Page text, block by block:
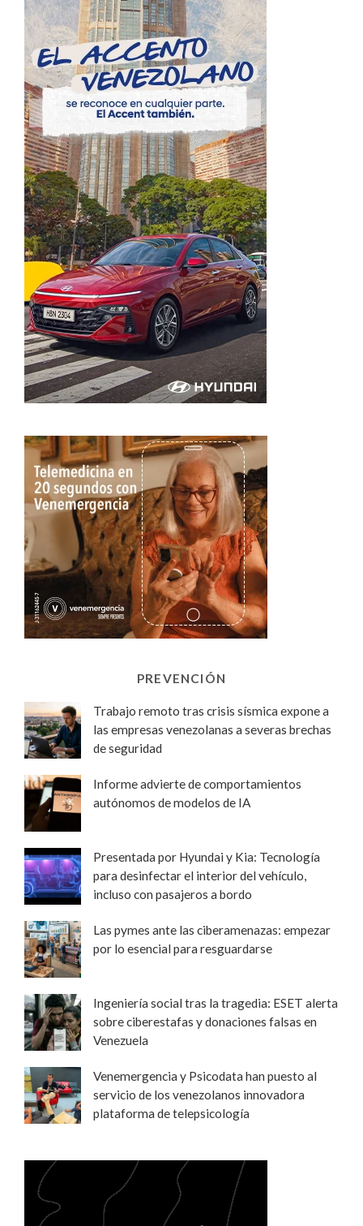
PREVENCIÓN
Trabajo remoto tras crisis sísmica expone a
las empresas venezolanas a severas brechas
de seguridad
Informe advierte de comportamientos
autónomos de modelos de IA
Presentada por Hyundai y Kia: Tecnología
para desinfectar el interior del vehículo,
incluso con pasajeros a bordo
Las pymes ante las ciberamenazas: empezar
por lo esencial para resguardarse
Ingeniería social tras la tragedia: ESET alerta
sobre ciberestafas y donaciones falsas en
Venezuela
Venemergencia y Psicodata han puesto al
servicio de los venezolanos innovadora
plataforma de telepsicología